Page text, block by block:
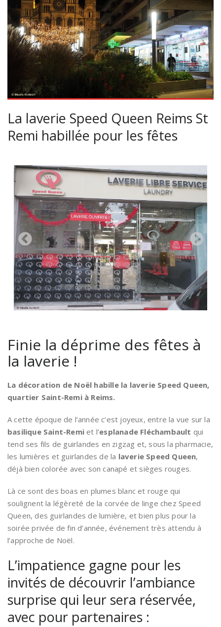
La laverie Speed Queen Reims St
Remi habillée pour les fêtes
Finie la déprime des fêtes à
la laverie !
La décoration de Noël habille la laverie Speed Queen,
quartier Saint-Remi à Reims.
A cette époque de l’année c’est joyeux, entre la vue sur la
basilique Saint-Remi et l’esplanade Fléchambault qui
tend ses fils de guirlandes en zigzag et, sous la pharmacie,
les lumières et guirlandes de la laverie Speed Queen,
déjà bien colorée avec son canapé et sièges rouges.
Là ce sont des boas en plumes blanc et rouge qui
soulignent la légèreté de la corvée de linge chez Speed
Queen, des guirlandes de lumière, et bien plus pour la
soirée privée de fin d’année, événement très attendu à
l’approche de Noël.
L’impatience gagne pour les
invités de découvrir l’ambiance
surprise qui leur sera réservée,
avec pour partenaires :